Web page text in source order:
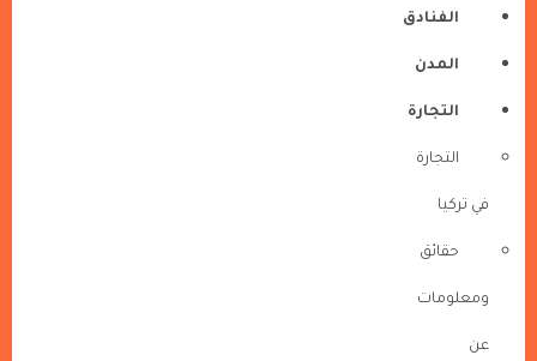
الفنادق
المدن
التجارة
التجارة
في تركيا
حقائق
ومعلومات
عن